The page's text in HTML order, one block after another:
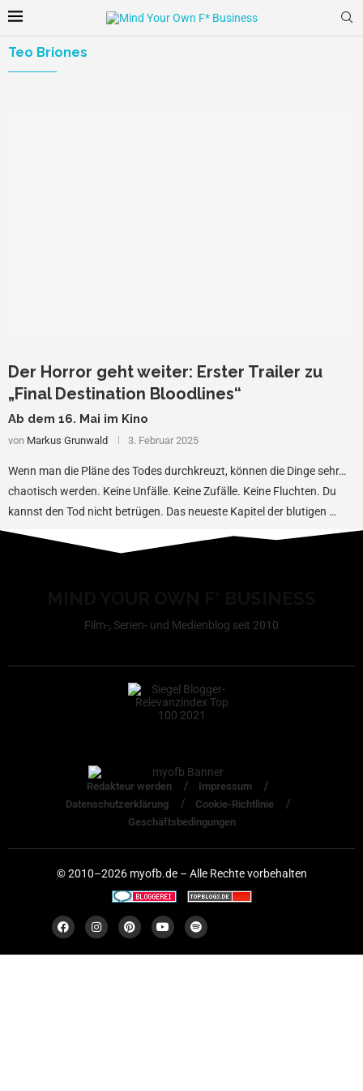
Teo Briones
Der Horror geht weiter: Erster Trailer zu
„Final Destination Bloodlines“
Ab dem 16. Mai im Kino
von Markus Grunwald 3. Februar 2025
Wenn man die Pläne des Todes durchkreuzt, können die Dinge sehr…
chaotisch werden. Keine Unfälle. Keine Zufälle. Keine Fluchten. Du
kannst den Tod nicht betrügen. Das neueste Kapitel der blutigen …
Film-, Serien- und Medienblog seit 2010
Redakteur werden
Impressum
Datenschutzerklärung
Cookie-Richtlinie
Geschäftsbedingungen
© 2010–2026 myofb.de – Alle Rechte vorbehalten